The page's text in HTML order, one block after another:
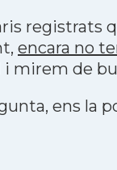
registrats
encara no
i mirem de
ens la